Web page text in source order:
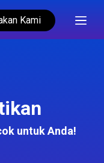
Kami
untuk Anda!